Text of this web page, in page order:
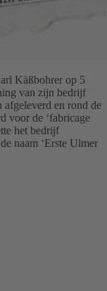
Käßbohrer op 5
van zijn bedrijf
afgeleverd en rond de
voor de ‘fabricage
het bedrijf
naam ‘Erste Ulmer